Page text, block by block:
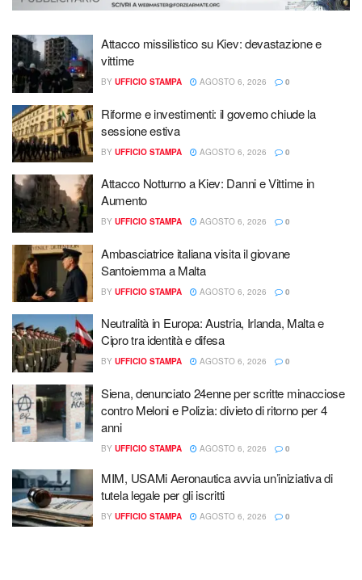
Attacco missilistico su Kiev: devastazione e
vittime
BY UFFICIO STAMPA AGOSTO 6, 2026 0
Riforme e investimenti: il governo chiude la
sessione estiva
BY UFFICIO STAMPA AGOSTO 6, 2026 0
Attacco Notturno a Kiev: Danni e Vittime in
Aumento
BY UFFICIO STAMPA AGOSTO 6, 2026 0
Ambasciatrice italiana visita il giovane
Santoiemma a Malta
BY UFFICIO STAMPA AGOSTO 6, 2026 0
Neutralità in Europa: Austria, Irlanda, Malta e
Cipro tra identità e difesa
BY UFFICIO STAMPA AGOSTO 6, 2026 0
Siena, denunciato 24enne per scritte minacciose
contro Meloni e Polizia: divieto di ritorno per 4
anni
BY UFFICIO STAMPA AGOSTO 6, 2026 0
MIM, USAMi Aeronautica avvia un’iniziativa di
tutela legale per gli iscritti
BY UFFICIO STAMPA AGOSTO 6, 2026 0